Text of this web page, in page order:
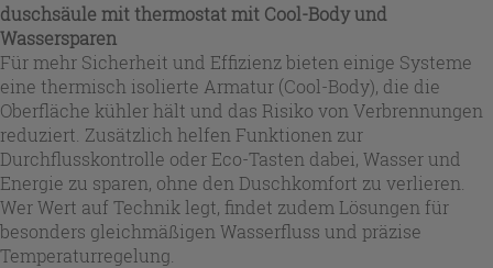
duschsäule mit thermostat mit Cool-Body und
Wassersparen
Für mehr Sicherheit und Effizienz bieten einige Systeme
eine thermisch isolierte Armatur (Cool-Body), die die
Oberfläche kühler hält und das Risiko von Verbrennungen
reduziert. Zusätzlich helfen Funktionen zur
Durchflusskontrolle oder Eco-Tasten dabei, Wasser und
Energie zu sparen, ohne den Duschkomfort zu verlieren.
Wer Wert auf Technik legt, findet zudem Lösungen für
besonders gleichmäßigen Wasserfluss und präzise
Temperaturregelung.